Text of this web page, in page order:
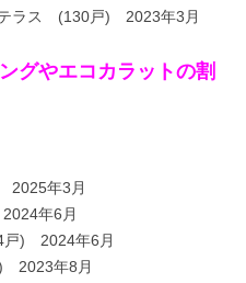
テラス (130戸) 2023年3月
グやエコカラットの割
2025年3月
年6月
戸) 2024年6月
2023年8月